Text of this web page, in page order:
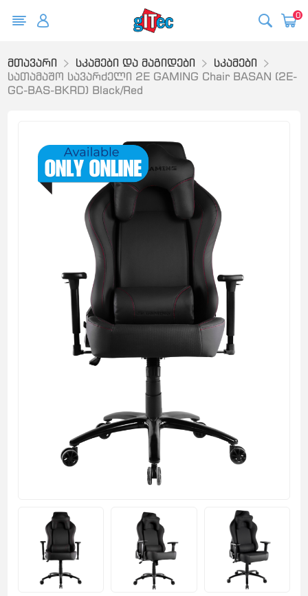
0
მთავარი სკამები და მაგიდები
სკამები
სათამაშო სავარძელი 2E GAMING Chair BASAN (2E-
GC-BAS-BKRD) Black/Red